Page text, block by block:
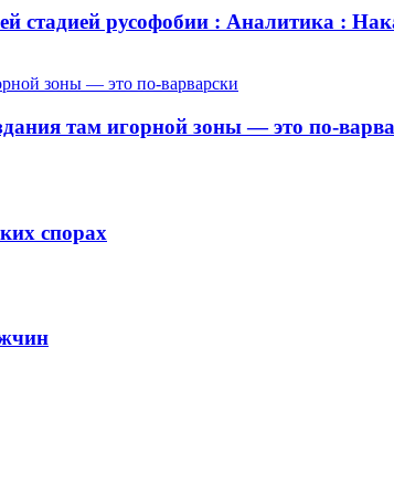
стадией русофобии : Аналитика :
там игорной зоны — это по-
спорах